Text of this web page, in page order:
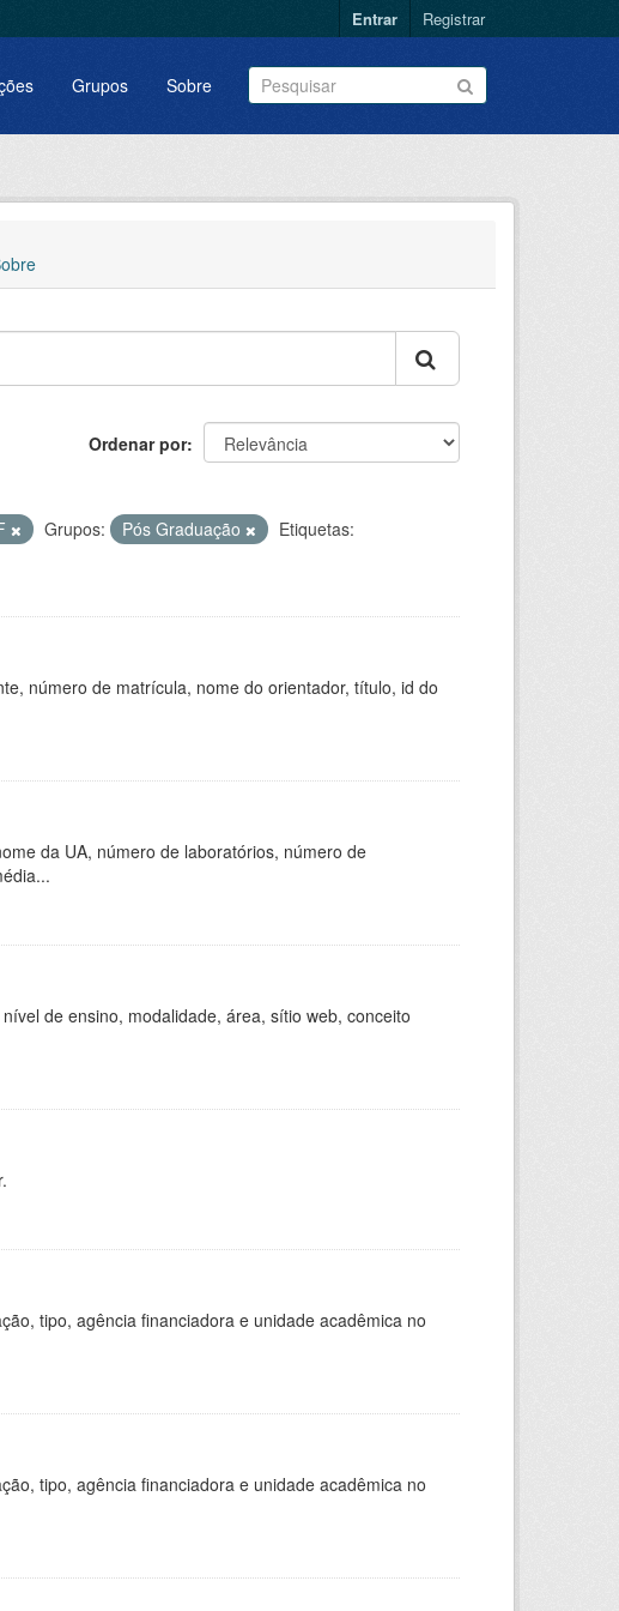
Entrar Registrar
Grupos Sobre
Ordenar por
Grupos: Pós Graduação
Etiquetas:
número de matrícula, nome do orientador, título, id do
da UA, número de laboratórios, número de
de ensino, modalidade, área, sítio web, conceito
tipo, agência financiadora e unidade acadêmica no
tipo, agência financiadora e unidade acadêmica no